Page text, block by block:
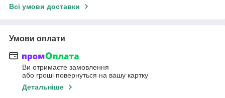
Всі умови доставки
Умови оплати
Ви отримаєте замовлення
або гроші повернуться на вашу картку
Детальніше